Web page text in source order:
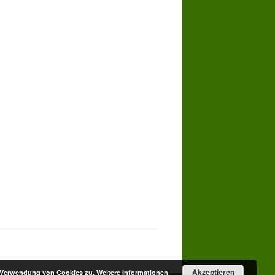
von Cookies zu.Weitere Informationen Akzeptieren